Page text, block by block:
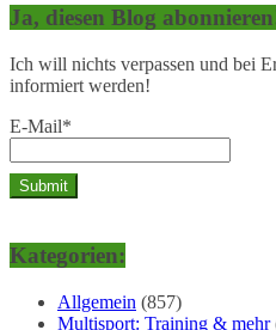
Ja, diesen Blog
Ich will nichts verpassen und bei
informiert werden!
E-Mail*
Kategorien:
Allgemein (857)
Multisport: Training & mehr